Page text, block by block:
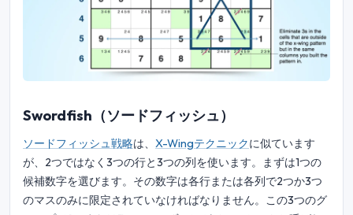
Swordfish（ソードフィッシュ）
ソードフィッシュ戦略は、 X-Wingテクニックに似ています
が、2つではなく3つの行と3つの列を使います。まずは1つの
候補数字を選びます。その数字は各行または各列で2つか3つ
のマスのみに限定されていなければなりません。この3つのグ